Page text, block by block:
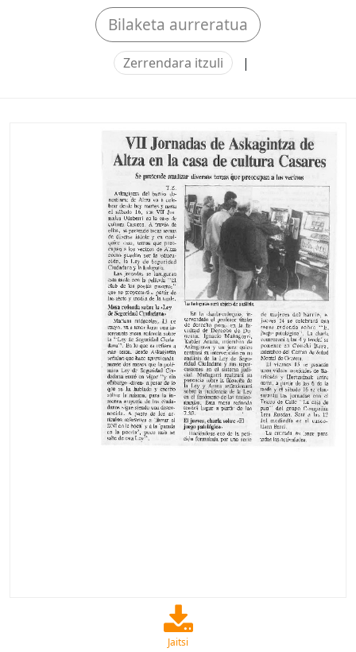
Bilaketa aurreratua
Zerrendara itzuli |
Jaitsi